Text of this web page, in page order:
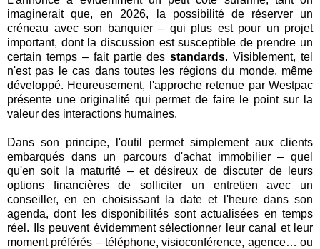
imaginerait que, en 2026, la possibilité de réserver un
créneau avec son banquier – qui plus est pour un projet
important, dont la discussion est susceptible de prendre un
certain temps – fait partie desstandards. Visiblement, tel
n'est pas le cas dans toutes les régions du monde, même
développé. Heureusement, l'approche retenue par Westpac
présente une originalité qui permet de faire le point sur la
valeur des interactions humaines.
Dans son principe, l'outil permet simplement aux clients
embarqués dans un parcours d'achat immobilier – quel
qu'en soit la maturité – et désireux de discuter de leurs
options financières de solliciter un entretien avec un
conseiller, en en choisissant la date et l'heure dans son
agenda, dont les disponibilités sont actualisées en temps
réel. Ils peuvent évidemment sélectionner leur canal et leur
moment préférés – téléphone, visioconférence, agence… ou